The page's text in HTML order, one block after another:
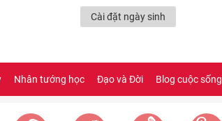
Cài đặt ngày sinh
Nhân tướng học Đạo và Đời Blog cuộc sống